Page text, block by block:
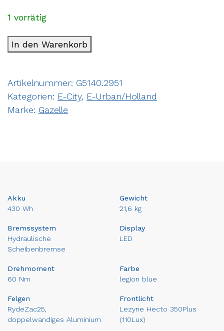
1 vorrätig
In den Warenkorb
Artikelnummer: G5140.2951
Kategorien: E-City, E-Urban/Holland
Marke: Gazelle
Akku
430 Wh
Gewicht
21,6 kg
Bremssystem
Hydraulische
Scheibenbremse
Display
LED
Drehmoment
60 Nm
Farbe
legion blue
Felgen
RydeZac25,
doppelwandiges Aluminium
Frontlicht
Lezyne Hecto 350Plus
(110Lux)